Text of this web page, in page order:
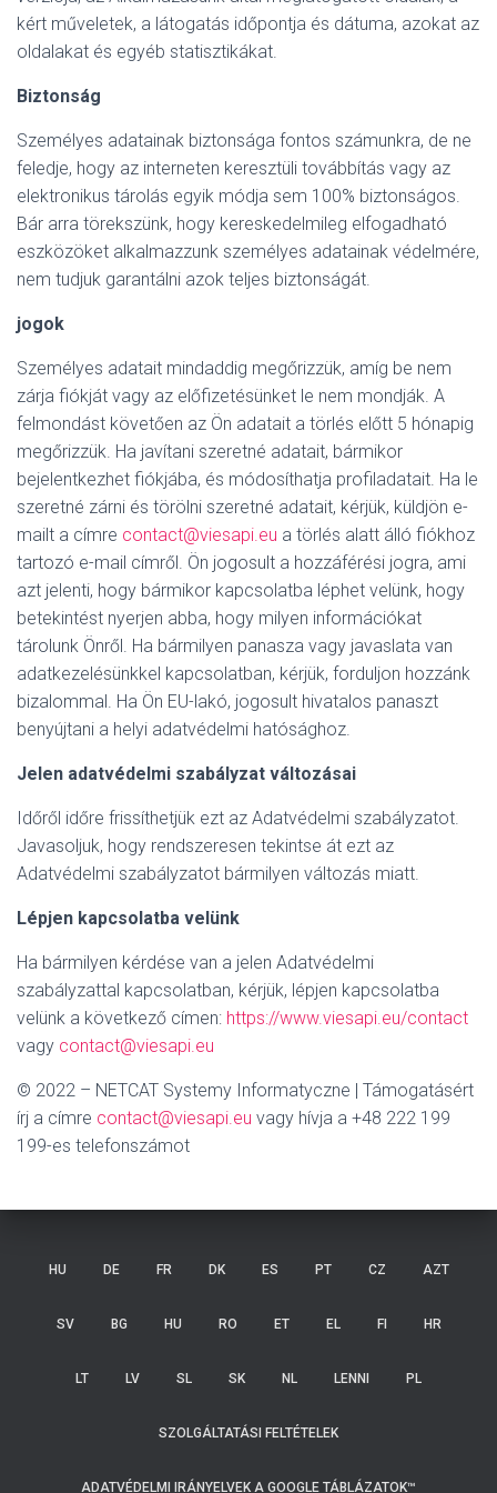
kért műveletek, a látogatás időpontja és dátuma, azokat az
oldalakat és egyéb statisztikákat.
Biztonság
Személyes adatainak biztonsága fontos számunkra, de ne
feledje, hogy az interneten keresztüli továbbítás vagy az
elektronikus tárolás egyik módja sem 100% biztonságos.
Bár arra törekszünk, hogy kereskedelmileg elfogadható
eszközöket alkalmazzunk személyes adatainak védelmére,
nem tudjuk garantálni azok teljes biztonságát.
jogok
Személyes adatait mindaddig megőrizzük, amíg be nem
zárja fiókját vagy az előfizetésünket le nem mondják. A
felmondást követően az Ön adatait a törlés előtt 5 hónapig
megőrizzük. Ha javítani szeretné adatait, bármikor
bejelentkezhet fiókjába, és módosíthatja profiladatait. Ha le
szeretné zárni és törölni szeretné adatait, kérjük, küldjön e-
mailt a címre contact@viesapi.eu a törlés alatt álló fiókhoz
tartozó e-mail címről. Ön jogosult a hozzáférési jogra, ami
azt jelenti, hogy bármikor kapcsolatba léphet velünk, hogy
betekintést nyerjen abba, hogy milyen információkat
tárolunk Önről. Ha bármilyen panasza vagy javaslata van
adatkezelésünkkel kapcsolatban, kérjük, forduljon hozzánk
bizalommal. Ha Ön EU-lakó, jogosult hivatalos panaszt
benyújtani a helyi adatvédelmi hatósághoz.
Jelen adatvédelmi szabályzat változásai
Időről időre frissíthetjük ezt az Adatvédelmi szabályzatot.
Javasoljuk, hogy rendszeresen tekintse át ezt az
Adatvédelmi szabályzatot bármilyen változás miatt.
Lépjen kapcsolatba velünk
Ha bármilyen kérdése van a jelen Adatvédelmi
szabályzattal kapcsolatban, kérjük, lépjen kapcsolatba
velünk a következő címen: https://www.viesapi.eu/contact
vagy contact@viesapi.eu
© 2022 – NETCAT Systemy Informatyczne | Támogatásért
írj a címre contact@viesapi.eu vagy hívja a +48 222 199
199-es telefonszámot
HU DE FR DK ES PT CZ AZT
SV BG HU RO ET EL FI HR
LT LV SL SK NL LENNI PL
SZOLGÁLTATÁSI FELTÉTELEK
ADATVÉDELMI IRÁNYELVEK A GOOGLE TÁBLÁZATOK™